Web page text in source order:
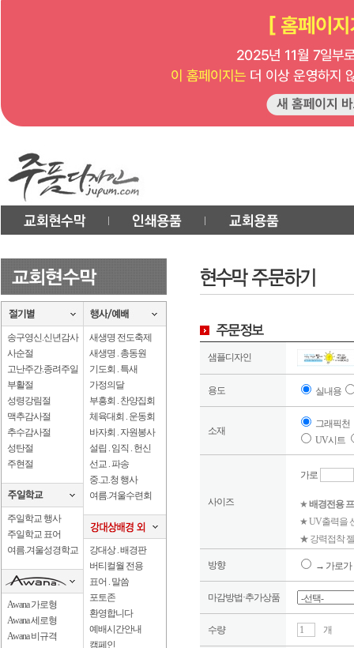
송구영신.신년감사
사순절
고난주간.종려주일
부활절
성령강림절
맥추감사절
추수감사절
성탄절
주현절
주일학교 행사
주일학교 표어
여름.겨울성경학교
Awana 가로형
Awana 세로형
Awana 비규격
새생명 전도축제
새생명 . 총동원
기도회 . 특새
가정의달
부흥회 . 찬양집회
체육대회 . 운동회
바자회 . 자원봉사
설립 . 임직 . 헌신
선교 . 파송
중.고.청 행사
여름.겨울수련회
강대상 . 배경판
버티컬월 전용
표어 . 말씀
포토존
환영합니다
예배시간안내
캠페인
샘플디자인
용도 실내용
소재
그래픽천
UV시트
사이즈
가로
★배경전용
★ UV출력을
★ 강력접착
방향 → 가로가
마감방법·추가상품
수량 개